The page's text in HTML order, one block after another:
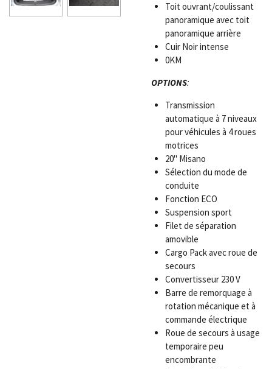
Toit ouvrant/coulissant
panoramique avec toit
panoramique arrière
Cuir Noir intense
0KM
OPTIONS:
Transmission
automatique à 7 niveaux
pour véhicules à 4 roues
motrices
20" Misano
Sélection du mode de
conduite
Fonction ECO
Suspension sport
Filet de séparation
amovible
Cargo Pack avec roue de
secours
Convertisseur 230 V
Barre de remorquage à
rotation mécanique et à
commande électrique
Roue de secours à usage
temporaire peu
encombrante